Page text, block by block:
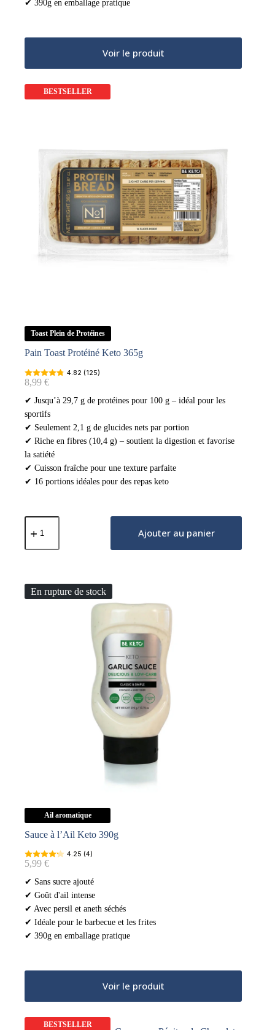
✔ 390g en emballage pratique
Voir le produit
Toast Plein de Protéines
BESTSELLER
Pain Toast Protéiné Keto 365g
4.82 (125)
8,99 €
✔ Jusqu’à 29,7 g de protéines pour 100 g – idéal pour les
sportifs
✔ Seulement 2,1 g de glucides nets par portion
✔ Riche en fibres (10,4 g) – soutient la digestion et favorise
la satiété
✔ Cuisson fraîche pour une texture parfaite
✔ 16 portions idéales pour des repas keto
quantité
de
Toast
365g
Ajouter au panier
En rupture de stock
Ail aromatique
Sauce à l’Ail Keto 390g
4.25 (4)
5,99 €
✔ Sans sucre ajouté
✔ Goût d'ail intense
✔ Avec persil et aneth séchés
✔ Idéale pour le barbecue et les frites
✔ 390g en emballage pratique
Voir le produit
BESTSELLER